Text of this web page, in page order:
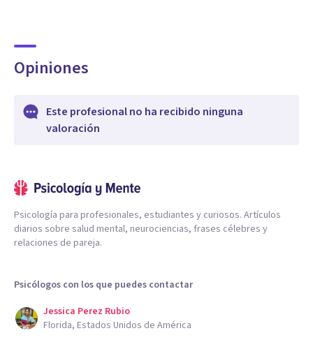
Opiniones
Este profesional no ha recibido ninguna
valoración
Psicología para profesionales, estudiantes y curiosos. Artículos
diarios sobre salud mental, neurociencias, frases célebres y
relaciones de pareja.
Psicólogos con los que puedes contactar
Jessica Perez Rubio
Florida, Estados Unidos de América